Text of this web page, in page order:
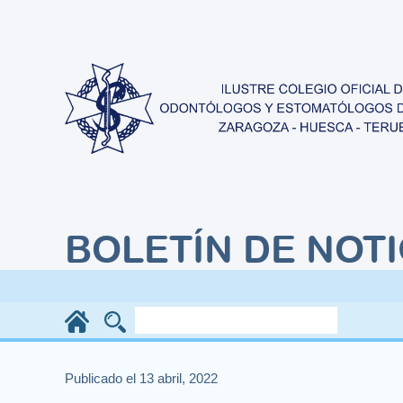
BOLETÍN DE
Publicado el 13 abril, 2022